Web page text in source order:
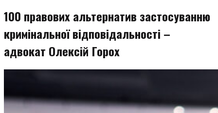
100 правових альтернатив застосуванню
кримінальної відповідальності –
адвокат Олексій Горох